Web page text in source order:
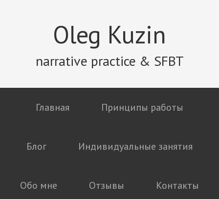
Oleg Kuzin
narrative practice & SFBT
Главная Принципы работы
Блог Индивидуальные занятия
Обо мне Отзывы Контакты